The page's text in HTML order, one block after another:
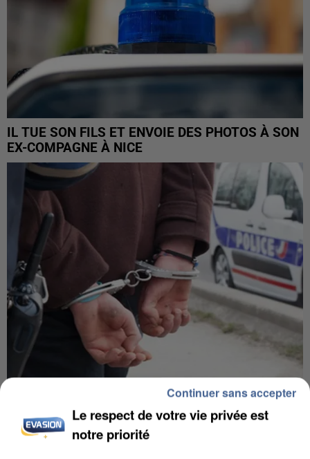
IL TUE SON FILS ET ENVOIE DES PHOTOS À SON
EX-COMPAGNE À NICE
L’UN DES FONDATEURS SUPPOSÉS DE LA DZ
MAFIA INTERPELLÉ EN ALGÉRIE
Le respect de votre vie privée est
notre priorité
Continuer sans accepter